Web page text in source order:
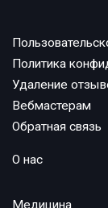
Политика
Удаление
Вебмастерам
Обратная связь
О нас
Медицина